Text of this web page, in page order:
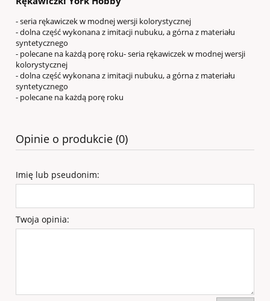
- seria rękawiczek w modnej wersji kolorystycznej
- dolna część wykonana z imitacji nubuku, a górna z materiału
syntetycznego
- polecane na każdą porę roku- seria rękawiczek w modnej wersji
kolorystycznej
- dolna część wykonana z imitacji nubuku, a górna z materiału
syntetycznego
- polecane na każdą porę roku
Opinie o produkcie (0)
Imię lub pseudonim:
Twoja opinia: